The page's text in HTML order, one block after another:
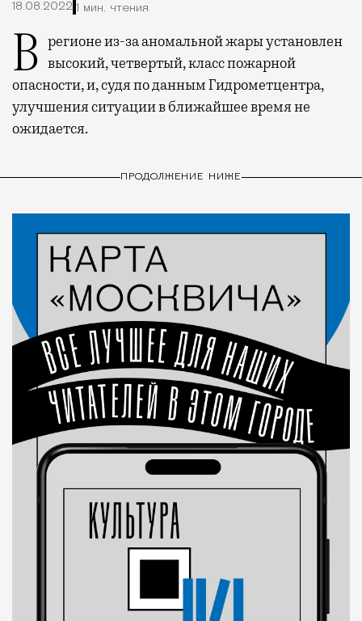
18.08.2022 1 мин. чтения
В регионе из-за аномальной жары установлен высокий, четвертый, класс пожарной
опасности, и, судя по данным Гидрометцентра,
улучшения ситуации в ближайшее время не
ожидается.
ПРОДОЛЖЕНИЕ НИЖЕ